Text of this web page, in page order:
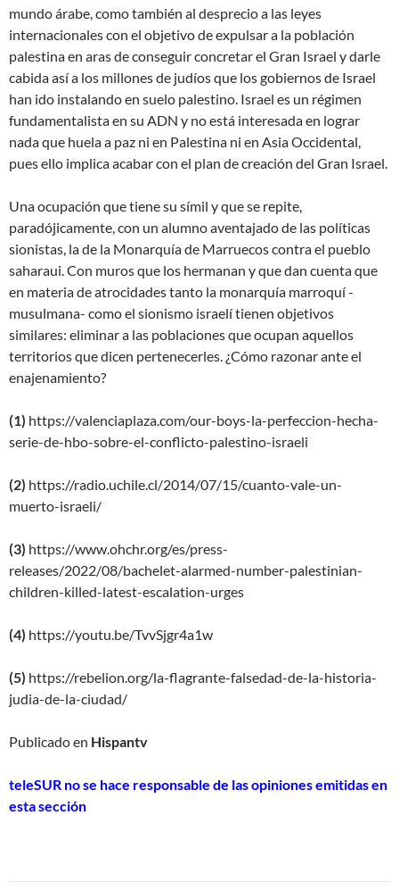
mundo árabe, como también al desprecio a las leyes
internacionales con el objetivo de expulsar a la población
palestina en aras de conseguir concretar el Gran Israel y darle
cabida así a los millones de judíos que los gobiernos de Israel
han ido instalando en suelo palestino. Israel es un régimen
fundamentalista en su ADN y no está interesada en lograr
nada que huela a paz ni en Palestina ni en Asia Occidental,
pues ello implica acabar con el plan de creación del Gran Israel.
Una ocupación que tiene su símil y que se repite,
paradójicamente, con un alumno aventajado de las políticas
sionistas, la de la Monarquía de Marruecos contra el pueblo
saharaui. Con muros que los hermanan y que dan cuenta que
en materia de atrocidades tanto la monarquía marroquí -
musulmana- como el sionismo israelí tienen objetivos
similares: eliminar a las poblaciones que ocupan aquellos
territorios que dicen pertenecerles. ¿Cómo razonar ante el
enajenamiento?
(1) https://valenciaplaza.com/our-boys-la-perfeccion-hecha-
serie-de-hbo-sobre-el-conflicto-palestino-israeli
(2) https://radio.uchile.cl/2014/07/15/cuanto-vale-un-
muerto-israeli/
(3) https://www.ohchr.org/es/press-
releases/2022/08/bachelet-alarmed-number-palestinian-
children-killed-latest-escalation-urges
(4) https://youtu.be/TvvSjgr4a1w
(5) https://rebelion.org/la-flagrante-falsedad-de-la-historia-
judia-de-la-ciudad/
Publicado en Hispantv
teleSUR no se hace responsable de las opiniones emitidas en
esta sección